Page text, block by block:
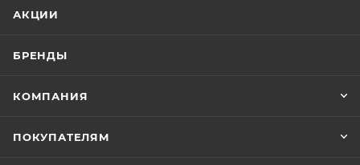
АКЦИИ
БРЕНДЫ
КОМПАНИЯ
ПОКУПАТЕЛЯМ